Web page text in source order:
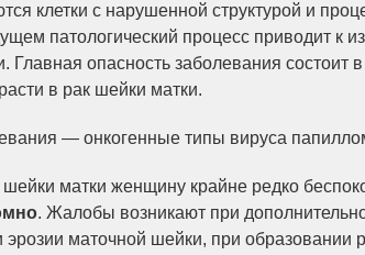
клетки с нарушенной структурой и
патологический процесс приводит к
Главная опасность заболевания состоит
в рак шейки матки.
— онкогенные типы вируса
матки женщину крайне редко
. Жалобы возникают при
маточной шейки, при образовании